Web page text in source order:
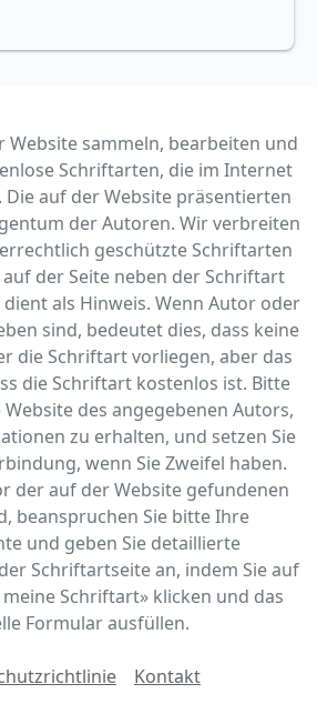
Website sammeln, bearbeiten und
Schriftarten, die im Internet
auf der Website präsentierten
der Autoren. Wir verbreiten
geschützte Schriftarten
der Seite neben der Schriftart
als Hinweis. Wenn Autor oder
sind, bedeutet dies, dass keine
die Schriftart vorliegen, aber das
die Schriftart kostenlos ist. Bitte
des angegebenen Autors,
zu erhalten, und setzen Sie
wenn Sie Zweifel haben.
der auf der Website gefundenen
beanspruchen Sie bitte Ihre
und geben Sie detaillierte
Schriftartseite an, indem Sie auf
Schriftart» klicken und das
Formular ausfüllen.
Kontakt